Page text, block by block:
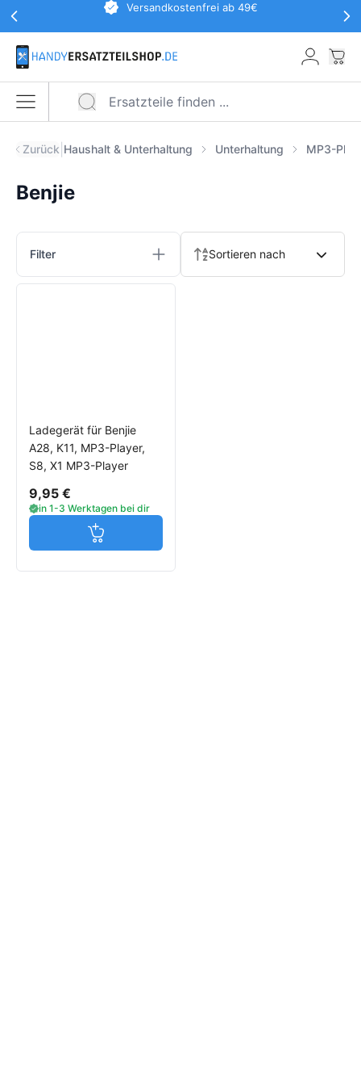
Zum Hauptinhalt springen
Werbeaktionen KopfzeileVersandkostenfrei ab 49€
Menü öffnen
Zurück Haushalt & Unterhaltung Unterhaltung MP3-
Benjie
Produkte
Filter Sortieren nach
Ladegerät für Benjie
A28, K11, MP3-Player,
S8, X1 MP3-Player
9,95 €
in 1-3 Werktagen bei dir
Jetzt in den Warenkorb